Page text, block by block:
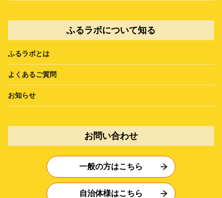
ふるラボについて知る
ふるラボとは
よくあるご質問
お知らせ
お問い合わせ
一般の方はこちら
自治体様はこちら